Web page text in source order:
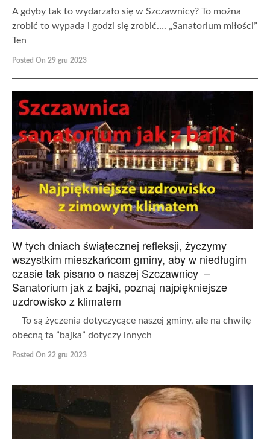
A gdyby tak to wydarzało się w Szczawnicy? To można
zrobić to wypada i godzi się zrobić…. „Sanatorium miłości”
Ten
Posted On 29 gru 2023
W tych dniach świątecznej refleksji, życzymy
wszystkim mieszkańcom gminy, aby w niedługim
czasie tak pisano o naszej Szczawnicy –
Sanatorium jak z bajki, poznaj najpiękniejsze
uzdrowisko z klimatem
To są życzenia dotyczycące naszej gminy, ale na chwilę
obecną ta ”bajka” dotyczy innych
Posted On 22 gru 2023